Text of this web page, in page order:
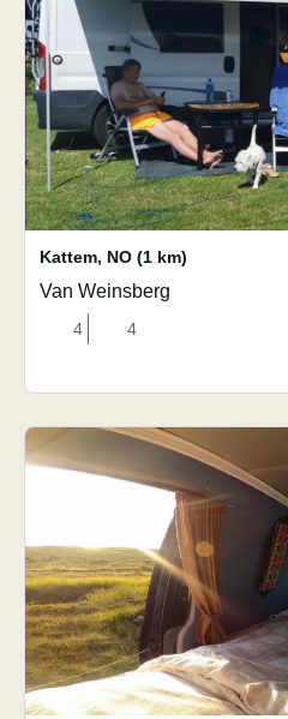
Kattem, NO (1 km)
Van Weinsberg
4 4